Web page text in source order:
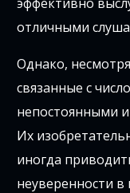
отличными
Однако,
связанные с
непостоянными
Их
иногда
неуверенности